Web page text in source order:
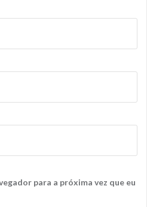
para a próxima vez que eu